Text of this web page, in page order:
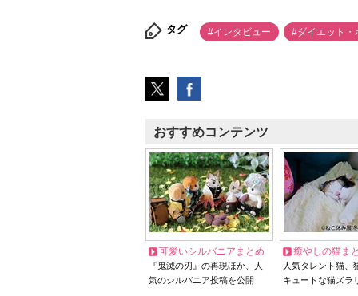
タグ #インタビュー #ダイエット・
おすすめコンテンツ
可愛いシルバニアまとめ
『鬼滅の刃』の再現ほか、人
気のシルバニア投稿を公開
癒やしの猫ま
人気タレント猫
キュートな猫ズラ